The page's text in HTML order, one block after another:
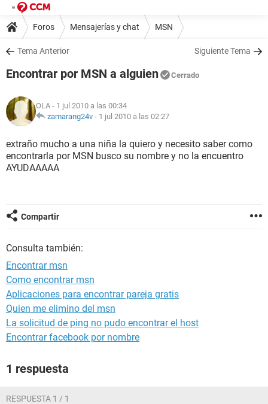
Foros Mensajerías y chat MSN
Tema Anterior Siguiente Tema
Encontrar por MSN a alguien Cerrado
OLA - 1 jul 2010 a las 00:34
zamarang24v - 1 jul 2010 a las 02:27
extraño mucho a una niña la quiero y necesito saber como
encontrarla por MSN busco su nombre y no la encuentro
AYUDAAAAA
Compartir
Consulta también:
Encontrar msn
Como encontrar msn
Aplicaciones para encontrar pareja gratis
Quien me elimino del msn
La solicitud de ping no pudo encontrar el host
Encontrar facebook por nombre
1 respuesta
RESPUESTA 1 / 1